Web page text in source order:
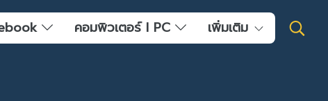
คอมพิวเตอร์ l PC เพิ่มเติม